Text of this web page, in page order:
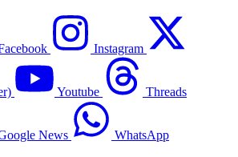
Instagram
Youtube Threads
News
WhatsApp